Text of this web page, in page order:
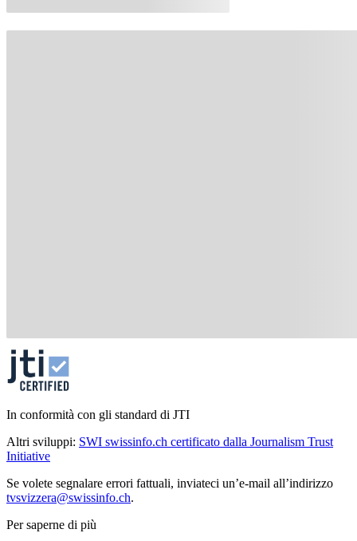
In conformità con gli standard di JTI
Altri sviluppi: SWI swissinfo.ch certificato dalla Journalism Trust
Initiative
Se volete segnalare errori fattuali, inviateci un’e-mail all’indirizzo
tvsvizzera@swissinfo.ch.
Per saperne di più